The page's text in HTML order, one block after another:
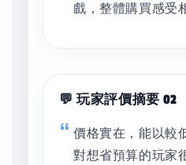
戲，整體購買感受
💬 玩家評價摘要 02
價格實在，能以較
對想省預算的玩家